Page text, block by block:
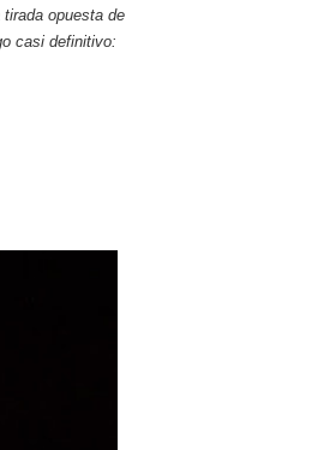
opuesta de
casi definitivo: